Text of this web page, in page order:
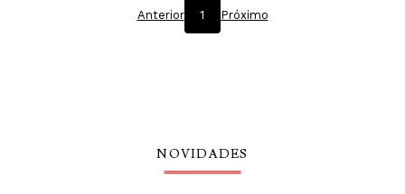
Anterior 1 Próximo
NOVIDADES